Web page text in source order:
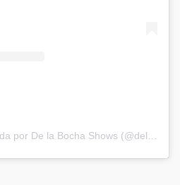
Una publicación compartida por De la Bocha Shows (@delabochaproducciones)